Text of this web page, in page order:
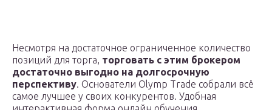
Несмотря на достаточное ограниченное количество
позиций для торга, торговать с этим брокером
достаточно выгодно на долгосрочную
перспективу. Основатели Olymp Trade собрали всё
самое лучшее у своих конкурентов. Удобная